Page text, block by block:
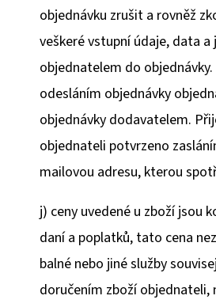
objednávku zrušit a rovněž
veškeré vstupní údaje, data
objednatelem do
odesláním objednávky
objednávky dodavatelem.
objednateli potvrzeno
mailovou adresu, kterou
j) ceny uvedené u zboží jsou
daní a poplatků, tato cena
balné nebo jiné služby
doručením zboží objednateli,